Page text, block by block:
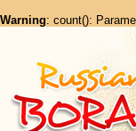
Warning: count():